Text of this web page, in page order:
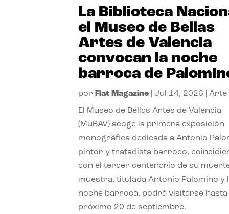
La Biblioteca
el Museo de Bellas
Artes de Valencia
convocan la noche
barroca de
por Flat Magazine Jul 14, 2026 |Arte
El Museo de Bellas Artes de Valencia
(MuBAV) acoge la primera exposición
monográfica dedicada a Antonio
pintor y tratadista barroco,
con el tercer centenario de su
muestra, titulada Antonio Palomino y
noche barroca, podrá visitarse hasta
próximo 20 de septiembre.